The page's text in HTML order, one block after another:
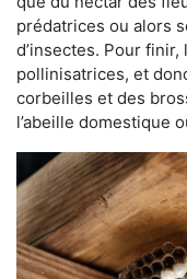
prédatrices ou alors
d’insectes. Pour
pollinisatrices, et
corbeilles et des
l’abeille domestique